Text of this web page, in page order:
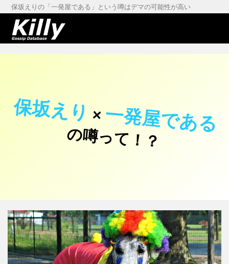
保坂えりの「一発屋である」という噂はデマの可能性が高い
保坂えり ×一発屋である
の噂って！？